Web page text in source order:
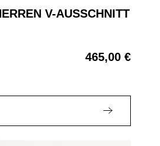
V-AUSSCHNITT
465,00 €